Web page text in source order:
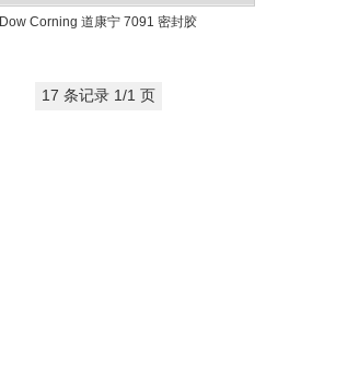
Dow Corning 道康宁 7091 密封胶
17 条记录 1/1 页